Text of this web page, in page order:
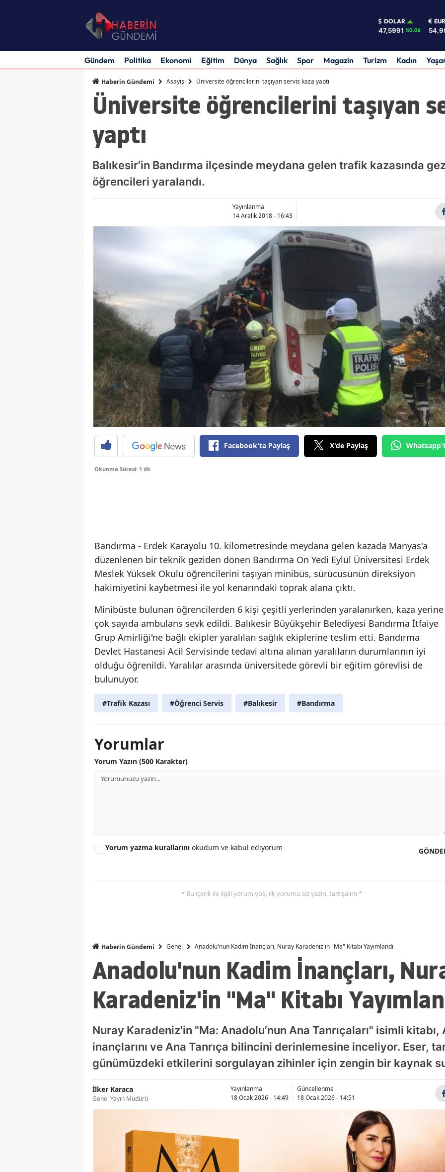
DOLAR
47,5991 %0.06
Gündem Politika Ekonomi Eğitim Dünya Sağlık Spor Magazin Turizm Kadın
Haberin Gündemi Asayiş Üniversite öğrencilerini taşıyan servis kaza yaptı
Üniversite öğrencilerini taşıyan
yaptı
Balıkesir’in Bandırma ilçesinde meydana gelen trafik kazasında
öğrencileri yaralandı.
Yayınlanma
14 Aralık 2018 - 16:43
Facebook'ta Paylaş X'de Paylaş
Okunma Süresi: 1 dk
Bandırma - Erdek Karayolu 10. kilometresinde meydana gelen kazada Manyas'a
düzenlenen bir teknik geziden dönen Bandırma On Yedi Eylül Üniversitesi Erdek
Meslek Yüksek Okulu öğrencilerini taşıyan minibüs, sürücüsünün direksiyon
hakimiyetini kaybetmesi ile yol kenarındaki toprak alana çıktı.
Minibüste bulunan öğrencilerden 6 kişi çeşitli yerlerinden yaralanırken, kaza yerine
çok sayıda ambulans sevk edildi. Balıkesir Büyükşehir Belediyesi Bandırma İtfaiye
Grup Amirliği'ne bağlı ekipler yaralıları sağlık ekiplerine teslim etti. Bandırma
Devlet Hastanesi Acil Servisinde tedavi altına alınan yaralıların durumlarının iyi
olduğu öğrenildi. Yaralılar arasında üniversitede görevli bir eğitim görevlisi de
bulunuyor.
#Trafik Kazası #Öğrenci Servis #Balıkesir #Bandırma
Yorumlar
Yorum Yazın (500 Karakter)
Yorum yazma kurallarını okudum ve kabul ediyorum
* Bu içerik ile ilgili yorum yok, ilk yorumu siz yazın, tartışalım *
Haberin Gündemi Genel Anadolu'nun Kadim İnançları, Nuray Karadeniz'in "Ma" Kitabı Yayımlandı
Anadolu'nun Kadim İnançları,
Karadeniz'in "Ma" Kitabı
Nuray Karadeniz'in "Ma: Anadolu’nun Ana Tanrıçaları" isimli kitabı,
inançlarını ve Ana Tanrıça bilincini derinlemesine inceliyor. Eser,
günümüzdeki etkilerini sorgulayan zihinler için zengin bir kaynak
İlker Karaca
Genel Yayın Müdürü
Yayınlanma
18 Ocak 2026 - 14:49
Güncellenme
18 Ocak 2026 - 14:51